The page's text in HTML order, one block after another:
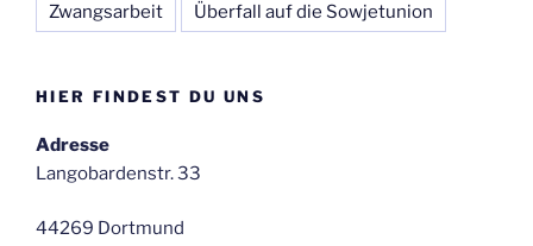
Zwangsarbeit Überfall auf die Sowjetunion
HIER FINDEST DU UNS
Adresse
Langobardenstr. 33
44269 Dortmund